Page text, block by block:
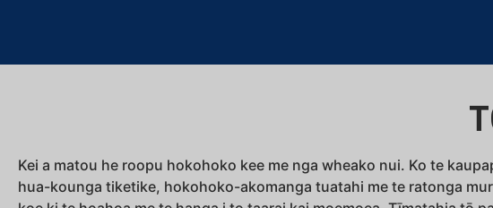
Kei a matou he roopu hokohoko kee me nga wheako nui. Ko te
hua-kounga tiketike, hokohoko-akomanga tuatahi me te ratonga